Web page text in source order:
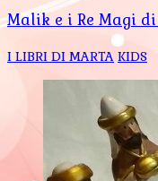
Malik e i Re Magi
I LIBRI DI MARTA KIDS